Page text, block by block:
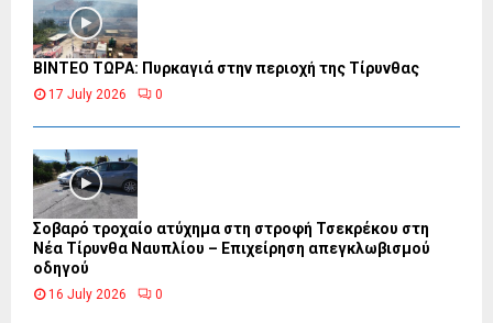
ΒΙΝΤΕΟ ΤΩΡΑ: Πυρκαγιά στην περιοχή της Τίρυνθας
17 July 2026 0
Σοβαρό τροχαίο ατύχημα στη στροφή Τσεκρέκου στη
Νέα Τίρυνθα Ναυπλίου – Επιχείρηση απεγκλωβισμού
οδηγού
16 July 2026 0